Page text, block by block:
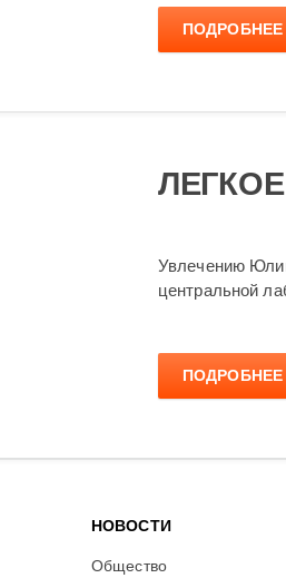
ПОДРОБНЕЕ
Увлечению
центральной
ПОДРОБНЕЕ
НОВОСТИ
Общество